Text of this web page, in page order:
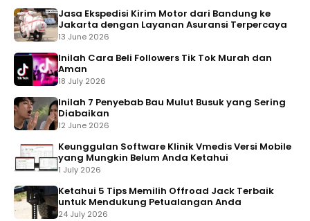
Jasa Ekspedisi Kirim Motor dari Bandung ke
Jakarta dengan Layanan Asuransi Terpercaya
13 June 2026
Inilah Cara Beli Followers Tik Tok Murah dan
Aman
18 July 2026
Inilah 7 Penyebab Bau Mulut Busuk yang Sering
Diabaikan
12 June 2026
Keunggulan Software Klinik Vmedis Versi Mobile
yang Mungkin Belum Anda Ketahui
1 July 2026
Ketahui 5 Tips Memilih Offroad Jack Terbaik
untuk Mendukung Petualangan Anda
24 July 2026